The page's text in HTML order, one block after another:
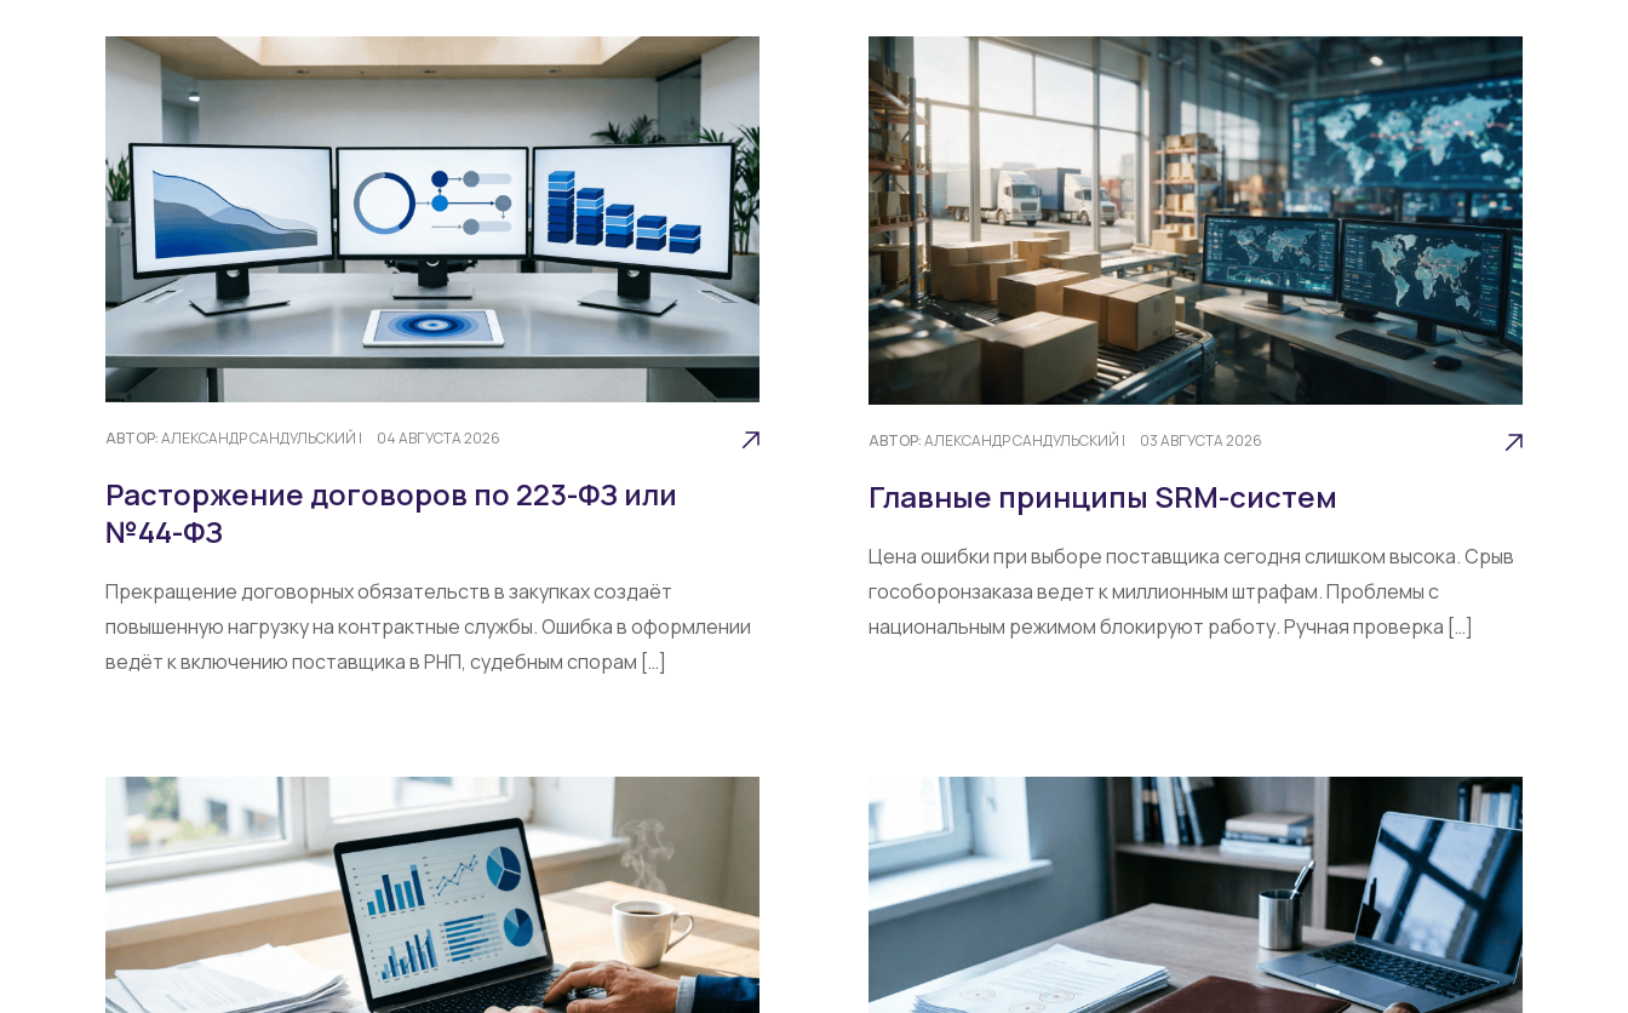
АВТОР:АЛЕКСАНДР САНДУЛЬСКИЙ | 04 АВГУСТА 2026
Расторжение договоров по 223-ФЗ или
№44-ФЗ
Прекращение договорных обязательств в закупках создаёт
повышенную нагрузку на контрактные службы. Ошибка в оформлении
ведёт к включению поставщика в РНП, судебным спорам […]
АВТОР:АЛЕКСАНДР САНДУЛЬСКИЙ | 03 АВГУСТА 2026
Главные принципы SRM-систем
Цена ошибки при выборе поставщика сегодня слишком высока. Срыв
гособоронзаказа ведет к миллионным штрафам. Проблемы с
национальным режимом блокируют работу. Ручная проверка […]